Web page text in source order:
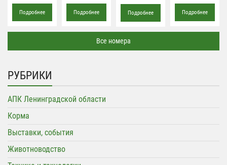
Подробнее Подробнее Подробнее Подробнее
Все номера
РУБРИКИ
АПК Ленинградской области
Корма
Выставки, события
Животноводство